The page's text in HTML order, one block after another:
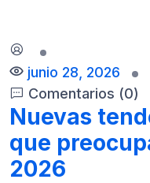
junio 28, 2026
Comentarios (0)
Nuevas
que
2026